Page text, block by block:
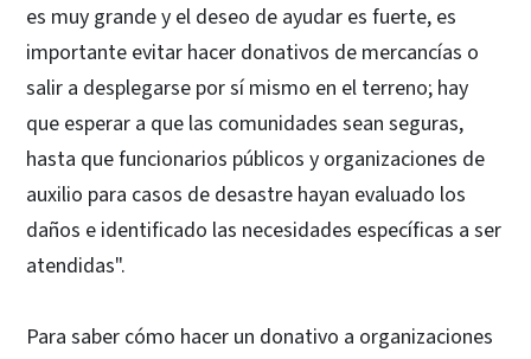
es muy grande y el deseo de ayudar es fuerte, es
importante evitar hacer donativos de mercancías o
salir a desplegarse por sí mismo en el terreno; hay
que esperar a que las comunidades sean seguras,
hasta que funcionarios públicos y organizaciones de
auxilio para casos de desastre hayan evaluado los
daños e identificado las necesidades específicas a ser
atendidas".
Para saber cómo hacer un donativo a organizaciones